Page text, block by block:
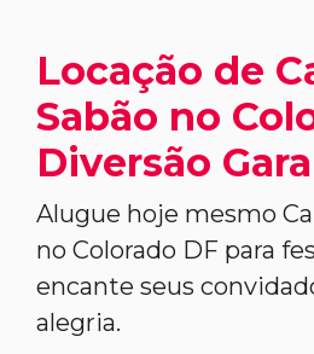
Locação de
Sabão no
Diversão
Alugue hoje mesmo
no Colorado DF para
encante seus
alegria.